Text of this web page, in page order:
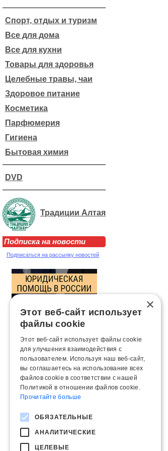
Спорт, отдых и туризм
Все для дома
Все для кухни
Товары для здоровья
Целебные травы, чаи
Здоровое питание
Косметика
Парфюмерия
Гигиена
Бытовая химия
DVD
Традиции Алтая
Подписка на новости
Подписаться на рассылку новостей
×
Этот веб-сайт использует
файлы cookie
Этот веб-сайт использует файлы cookie
для улучшения взаимодействия с
пользователем. Используя наш веб-сайт,
вы соглашаетесь на использование всех
файлов cookie в соответствии с нашей
Политикой в ​​отношении файлов cookie.
Прочитайте больше
ОБЯЗАТЕЛЬНЫЕ
АНАЛИТИЧЕСКИЕ
ЦЕЛЕВЫЕ